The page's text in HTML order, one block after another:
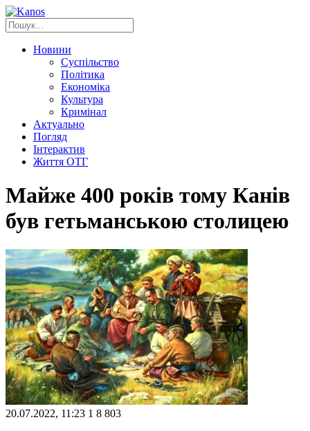
Новини
Суспільство
Політика
Економіка
Культура
Кримінал
Актуально
Погляд
Інтерактив
Життя ОТГ
Майже 400 років тому Канів
був гетьманською столицею
20.07.2022, 11:23 1 8 803